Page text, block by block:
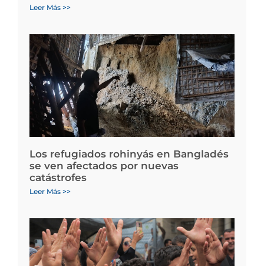
Leer Más >>
Los refugiados rohinyás en Bangladés
se ven afectados por nuevas
catástrofes
Leer Más >>